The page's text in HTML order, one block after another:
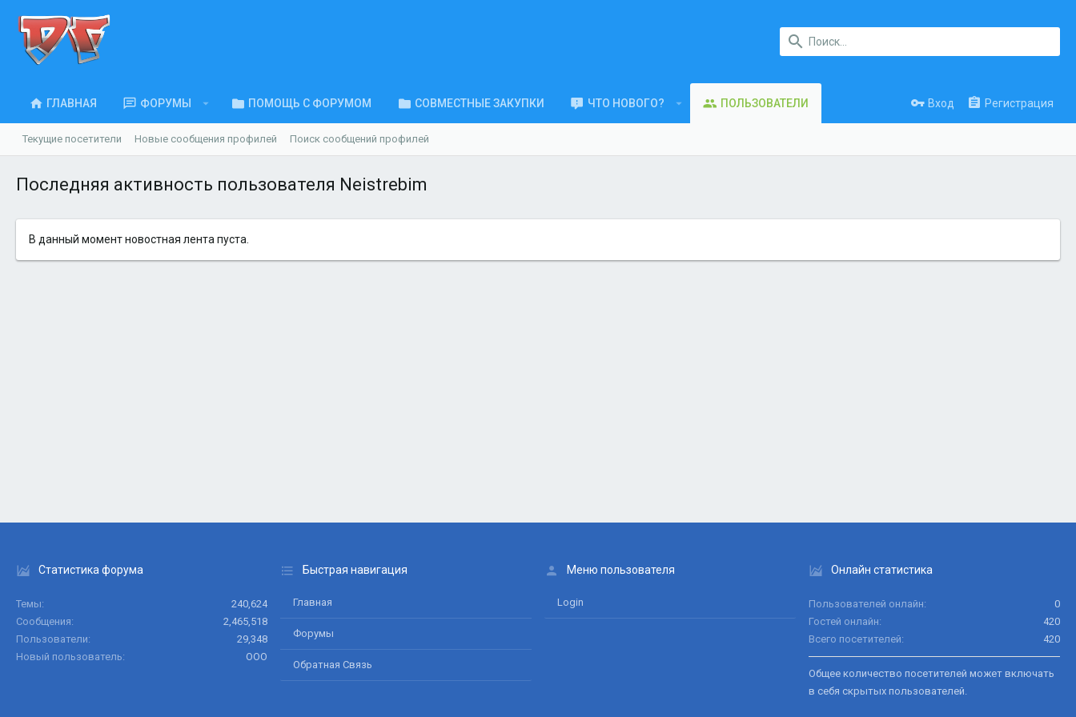
ГЛАВНАЯ ФОРУМЫ ПОМОЩЬ С ФОРУМОМ СОВМЕСТНЫЕ ЗАКУПКИ ЧТО НОВОГО? ПОЛЬЗОВАТЕЛИ Вход Регистрация
Текущие посетители Новые сообщения профилей Поиск сообщений профилей
Последняя активность пользователя Neistrebim
В данный момент новостная лента пуста.
Статистика форума
Темы
240,624
Сообщения
2,465,518
Пользователи
29,348
Новый пользователь
ООО
Быстрая навигация
Главная
Форумы
Обратная Связь
Меню пользователя
Login
Онлайн статистика
Пользователей онлайн
0
Гостей онлайн
420
Всего посетителей
420
Общее количество посетителей может включать
в себя скрытых пользователей.